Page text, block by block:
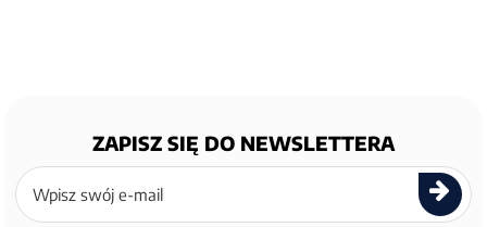
ZAPISZ SIĘ DO NEWSLETTERA
Zapisz
się
newslettera